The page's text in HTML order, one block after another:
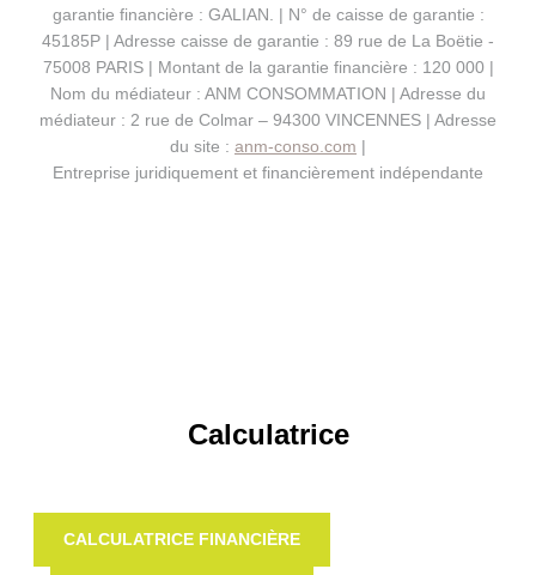
garantie financière : GALIAN. | N° de caisse de garantie :
45185P | Adresse caisse de garantie : 89 rue de La Boëtie -
75008 PARIS | Montant de la garantie financière : 120 000 |
Nom du médiateur : ANM CONSOMMATION | Adresse du
médiateur : 2 rue de Colmar – 94300 VINCENNES | Adresse
du site : anm-conso.com |
Entreprise juridiquement et financièrement indépendante
Calculatrice
CALCULATRICE FINANCIÈRE